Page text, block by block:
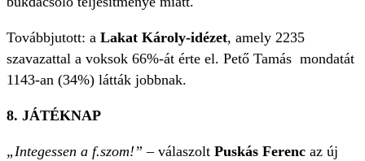
Továbbjutott: a Lakat Károly-idézet, amely 2235
szavazattal a voksok 66%-át érte el. Pető Tamás mondatát
1143-an (34%) látták jobbnak.
8. JÁTÉKNAP
„Integessen a f.szom!” – válaszolt Puskás Ferenc az új